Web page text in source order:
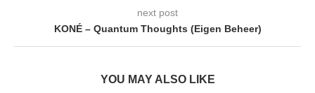
next post
KONÉ – Quantum Thoughts (Eigen Beheer)
YOU MAY ALSO LIKE